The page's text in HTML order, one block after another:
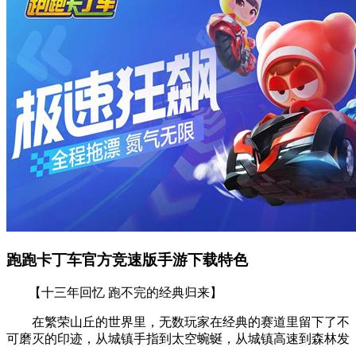
跑跑卡丁车官方竞速版手游下载特色
【十三年回忆 跑不完的经典归来】
在繁荣山丘的世界里，无数玩家在经典的赛道里留下了不
可磨灭的印迹，从城镇手指到太空蜿蜒，从城镇高速到森林发